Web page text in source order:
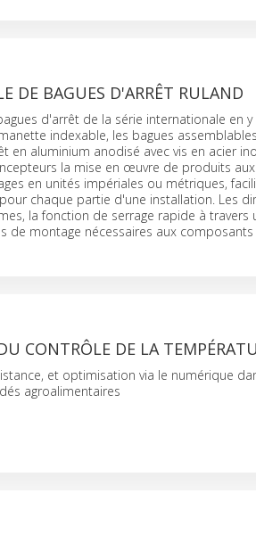
DE BAGUES D'ARRÊT RULAND
d'arrêt de la série internationale en
indexable, les bagues
en aluminium anodisé avec vis en acier
la mise en œuvre de produits
en unités impériales ou métriques,
chaque partie d'une installation. Les
la fonction de serrage rapide à
de montage nécessaires aux
CONTRÔLE DE LA
et optimisation via le numérique
agroalimentaires